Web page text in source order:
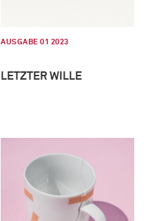
AUSGABE 01 2023
LETZTER WILLE